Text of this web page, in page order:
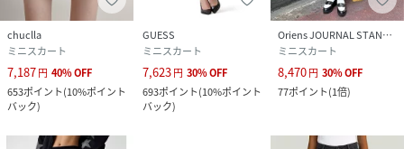
chuclla
ミニスカート
7,187円 40%OFF
653ポイント(10%ポイント
バック)
GUESS
ミニスカート
7,623円 30%OFF
693ポイント(10%ポイント
バック)
Oriens JOURNAL STANDARD
ミニスカート
8,470円 30%OFF
77ポイント(1倍)